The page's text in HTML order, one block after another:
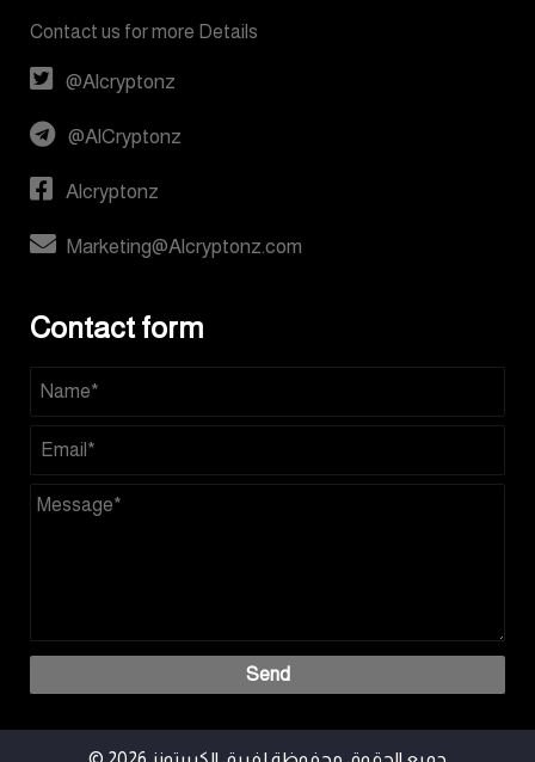
Contact us for more Details
@Alcryptonz
@AlCryptonz
Alcryptonz
Marketing@Alcryptonz.com
Contact form
Send